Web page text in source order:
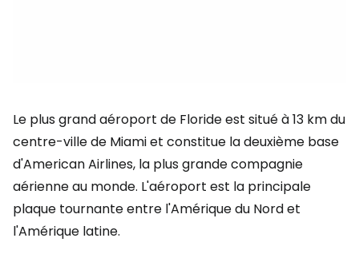
Le plus grand aéroport de Floride est situé à 13 km du
centre-ville de Miami et constitue la deuxième base
d'American Airlines, la plus grande compagnie
aérienne au monde. L'aéroport est la principale
plaque tournante entre l'Amérique du Nord et
l'Amérique latine.